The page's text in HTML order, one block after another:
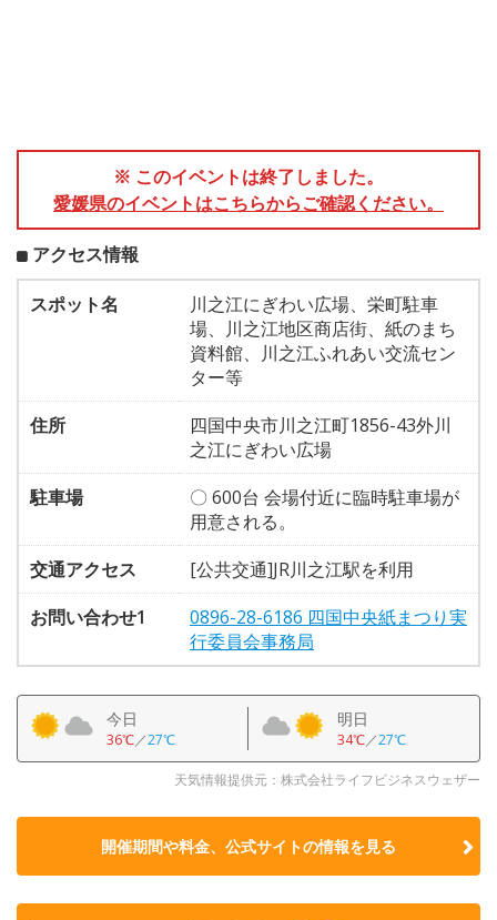
※ このイベントは終了しました。
愛媛県のイベントはこちらからご確認ください。
アクセス情報
スポット名
川之江にぎわい広場、栄町駐車
場、川之江地区商店街、紙のまち
資料館、川之江ふれあい交流セン
ター等
住所
四国中央市川之江町1856-43外川
之江にぎわい広場
駐車場
〇 600台 会場付近に臨時駐車場が
用意される。
交通アクセス
[公共交通]JR川之江駅を利用
お問い合わせ1
0896-28-6186 四国中央紙まつり実
行委員会事務局
今日
36℃／27℃
明日
34℃／27℃
天気情報提供元：株式会社ライフビジネスウェザー
開催期間や料金、公式サイトの情報を見る